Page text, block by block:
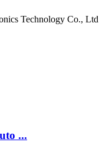
Technology Co.,
...